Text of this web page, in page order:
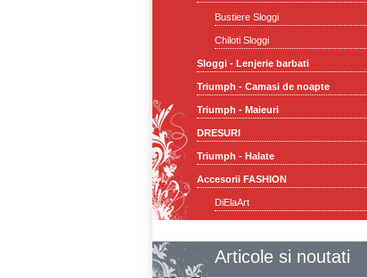
Bustiere Sloggi
Chiloti Sloggi
Sloggi - Lenjerie barbati
Triumph - Camasi de noapte
Triumph - Maieuri
DRESURI
Triumph - Halate
Accesorii FASHION
DiElaArt
Articole si noutati